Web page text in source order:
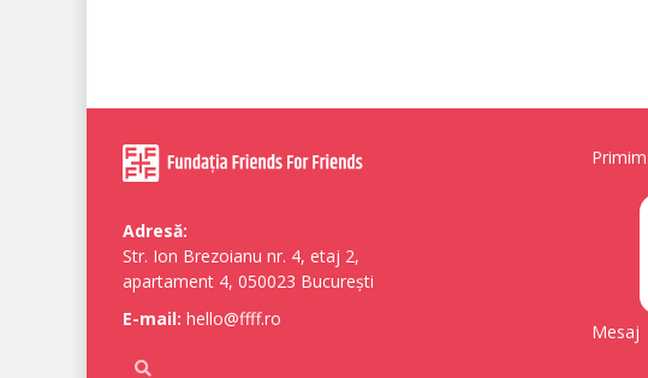
Adresă:
Str. Ion Brezoianu nr. 4, etaj 2,
apartament 4, 050023 București
E-mail: hello@ffff.ro
Mesaj